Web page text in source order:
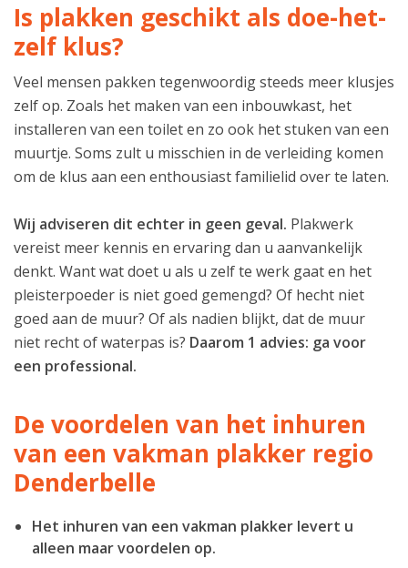
Is plakken geschikt als doe-het-
zelf klus?
Veel mensen pakken tegenwoordig steeds meer klusjes
zelf op. Zoals het maken van een inbouwkast, het
installeren van een toilet en zo ook het stuken van een
muurtje. Soms zult u misschien in de verleiding komen
om de klus aan een enthousiast familielid over te laten.
Wij adviseren dit echter in geen geval. Plakwerk
vereist meer kennis en ervaring dan u aanvankelijk
denkt. Want wat doet u als u zelf te werk gaat en het
pleisterpoeder is niet goed gemengd? Of hecht niet
goed aan de muur? Of als nadien blijkt, dat de muur
niet recht of waterpas is? Daarom 1 advies: ga voor
een professional.
De voordelen van het inhuren
van een vakman plakker regio
Denderbelle
Het inhuren van een vakman plakker levert u
alleen maar voordelen op.